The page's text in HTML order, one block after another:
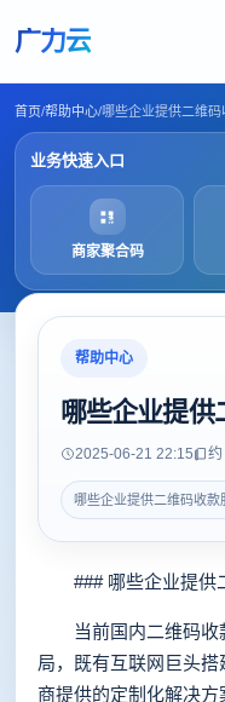
广力云
首页/帮助中心/哪些企业提供二维码
业务快速入口
商家聚合码
帮助中心
哪些企业提供
2025-06-21 22:15
哪些企业提供二维码收款
### 哪些企业提供二
当前国内二维码收
局，既有互联网巨头
商提供的定制化解决方